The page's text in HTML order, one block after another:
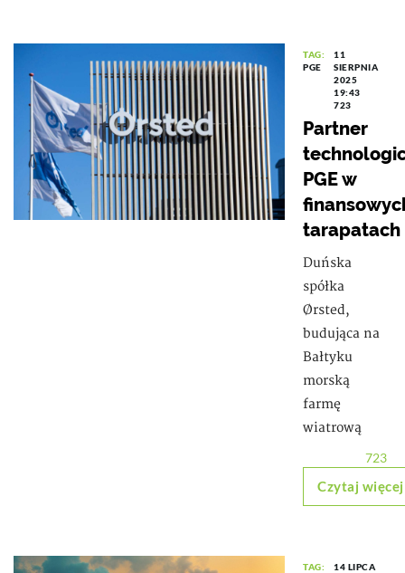
TAG:
PGE
11
SIERPNIA
2025
19:43
723
Partner
PGE w
tarapatach
Duńska
spółka
Ørsted,
budująca na
Bałtyku
morską
farmę
wiatrową
723
Czytaj więcej
TAG:
14 LIPCA